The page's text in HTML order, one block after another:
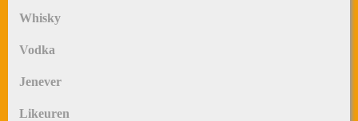
Whisky
Vodka
Jenever
Likeuren